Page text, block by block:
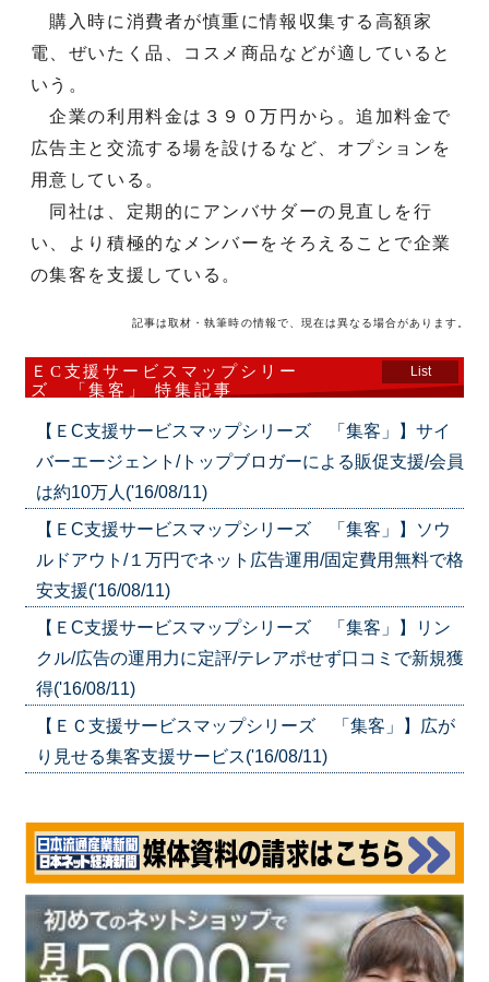
購入時に消費者が慎重に情報収集する高額家
電、ぜいたく品、コスメ商品などが適していると
いう。
企業の利用料金は３９０万円から。追加料金で
広告主と交流する場を設けるなど、オプションを
用意している。
同社は、定期的にアンバサダーの見直しを行
い、より積極的なメンバーをそろえることで企業
の集客を支援している。
記事は取材・執筆時の情報で、現在は異なる場合があります。
ＥC支援サービスマップシリー
ズ 「集客」 特集記事
List
【ＥC支援サービスマップシリーズ 「集客」】サイ
バーエージェント/トップブロガーによる販促支援/会員
は約10万人('16/08/11)
【ＥC支援サービスマップシリーズ 「集客」】ソウ
ルドアウト/１万円でネット広告運用/固定費用無料で格
安支援('16/08/11)
【ＥC支援サービスマップシリーズ 「集客」】リン
クル/広告の運用力に定評/テレアポせず口コミで新規獲
得('16/08/11)
【ＥＣ支援サービスマップシリーズ 「集客」】広が
り見せる集客支援サービス('16/08/11)